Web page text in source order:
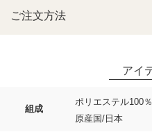
組成
ポリエステル100％
原産国/日本
ご注文方法